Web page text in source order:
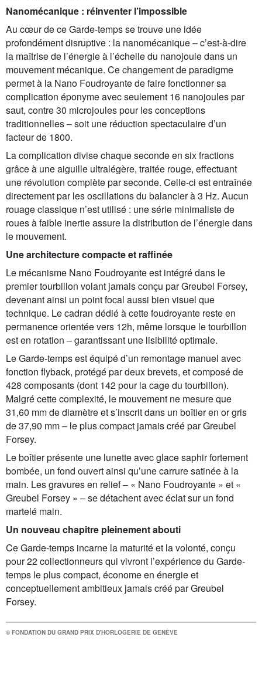
Nanomécanique : réinventer l’impossible
Au cœur de ce Garde-temps se trouve une idée
profondément disruptive : la nanomécanique – c’est-à-dire
la maîtrise de l’énergie à l’échelle du nanojoule dans un
mouvement mécanique. Ce changement de paradigme
permet à la Nano Foudroyante de faire fonctionner sa
complication éponyme avec seulement 16 nanojoules par
saut, contre 30 microjoules pour les conceptions
traditionnelles – soit une réduction spectaculaire d’un
facteur de 1800.
La complication divise chaque seconde en six fractions
grâce à une aiguille ultralégère, traitée rouge, effectuant
une révolution complète par seconde. Celle-ci est entraînée
directement par les oscillations du balancier à 3 Hz. Aucun
rouage classique n’est utilisé : une série minimaliste de
roues à faible inertie assure la distribution de l’énergie dans
le mouvement.
Une architecture compacte et raffinée
Le mécanisme Nano Foudroyante est intégré dans le
premier tourbillon volant jamais conçu par Greubel Forsey,
devenant ainsi un point focal aussi bien visuel que
technique. Le cadran dédié à cette foudroyante reste en
permanence orientée vers 12h, même lorsque le tourbillon
est en rotation – garantissant une lisibilité optimale.
Le Garde-temps est équipé d’un remontage manuel avec
fonction flyback, protégé par deux brevets, et composé de
428 composants (dont 142 pour la cage du tourbillon).
Malgré cette complexité, le mouvement ne mesure que
31,60 mm de diamètre et s’inscrit dans un boîtier en or gris
de 37,90 mm – le plus compact jamais créé par Greubel
Forsey.
Le boîtier présente une lunette avec glace saphir fortement
bombée, un fond ouvert ainsi qu’une carrure satinée à la
main. Les gravures en relief – « Nano Foudroyante » et «
Greubel Forsey » – se détachent avec éclat sur un fond
martelé main.
Un nouveau chapitre pleinement abouti
Ce Garde-temps incarne la maturité et la volonté, conçu
pour 22 collectionneurs qui vivront l’expérience du Garde-
temps le plus compact, économe en énergie et
conceptuellement ambitieux jamais créé par Greubel
Forsey.
© FONDATION DU GRAND PRIX D'HORLOGERIE DE GENÈVE